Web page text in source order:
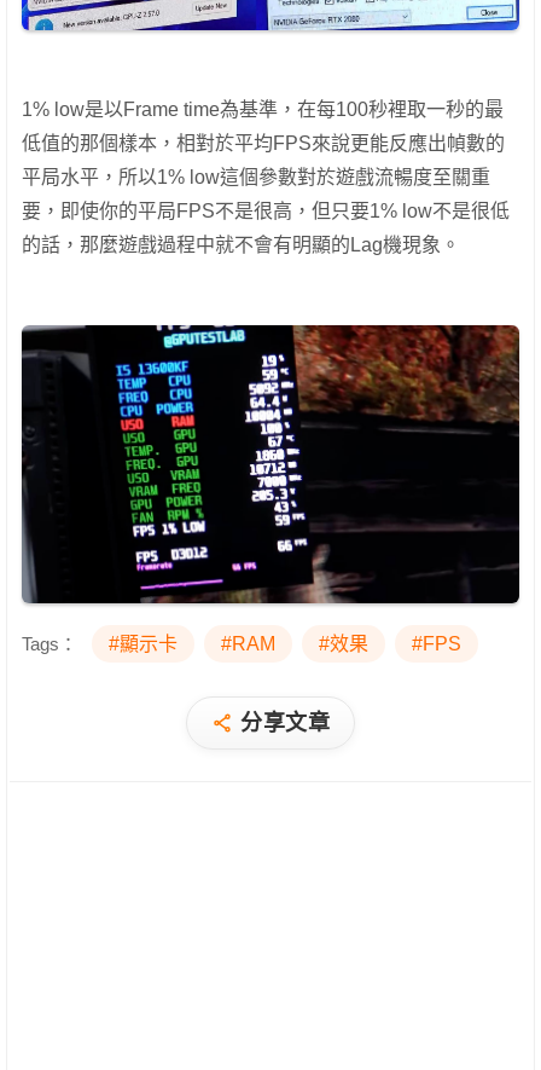
1% low是以Frame time為基準，在每100秒裡取一秒的最
低值的那個樣本，相對於平均FPS來說更能反應出幀數的
平局水平，所以1% low這個參數對於遊戲流暢度至關重
要，即使你的平局FPS不是很高，但只要1% low不是很低
的話，那麼遊戲過程中就不會有明顯的Lag機現象。
Tags： #顯示卡 #RAM #效果 #FPS
分享文章